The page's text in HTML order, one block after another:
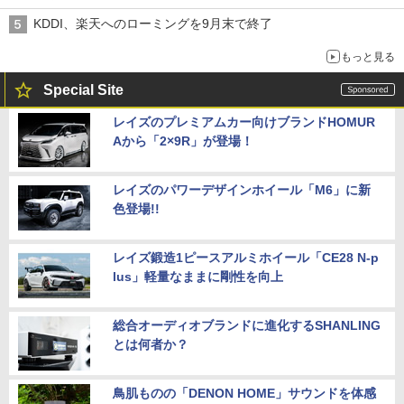
穴と楽天モバイルの課題
KDDI、楽天へのローミングを9月末で終了
もっと見る
Special Site
レイズのプレミアムカー向けブランドHOMUR
Aから「2×9R」が登場！
レイズのパワーデザインホイール「M6」に新
色登場!!
レイズ鍛造1ピースアルミホイール「CE28 N-p
lus」軽量なままに剛性を向上
総合オーディオブランドに進化するSHANLING
とは何者か？
鳥肌ものの「DENON HOME」サウンドを体感